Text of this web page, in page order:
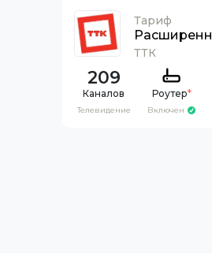
Тариф
ТТК
209
Каналов
Телевидение
Роутер*
Включен